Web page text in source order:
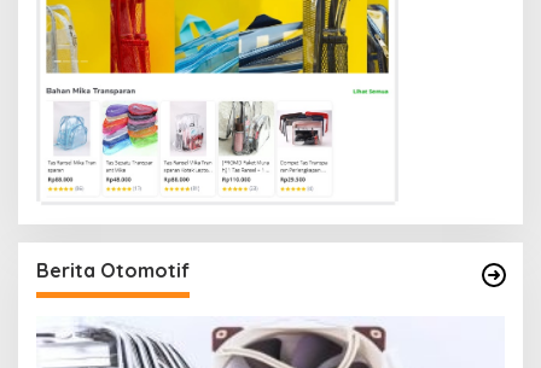
Berita Otomotif